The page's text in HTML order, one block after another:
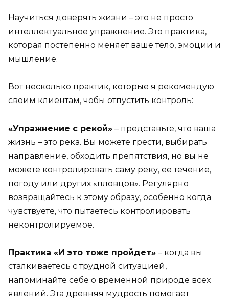
Научиться доверять жизни – это не просто
интеллектуальное упражнение. Это практика,
которая постепенно меняет ваше тело, эмоции и
мышление.
Вот несколько практик, которые я рекомендую
своим клиентам, чобы отпустить контроль:
«Упражнение с рекой» – представьте, что ваша
жизнь – это река. Вы можете грести, выбирать
направление, обходить препятствия, но вы не
можете контролировать саму реку, ее течение,
погоду или других «пловцов». Регулярно
возвращайтесь к этому образу, особенно когда
чувствуете, что пытаетесь контролировать
неконтролируемое.
Практика «И это тоже пройдет» – когда вы
сталкиваетесь с трудной ситуацией,
напоминайте себе о временной природе всех
явлений. Эта древняя мудрость помогает